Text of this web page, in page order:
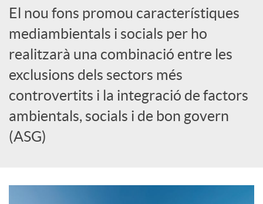
a
r
x
e
El nou fons promou característiques
mediambientals i socials per ho
realitzarà una combinació entre les
exclusions dels sectors més
controvertits i la integració de factors
ambientals, socials i de bon govern
(ASG)